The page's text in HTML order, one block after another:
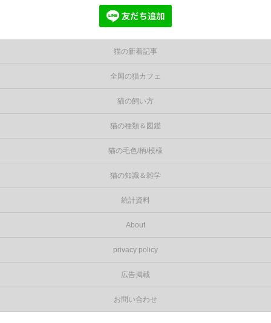
猫の新着記事
全国の猫カフェ
猫の飼い方
猫の種類＆図鑑
猫の毛色/柄/模様
猫の知識＆雑学
統計資料
About
privacy policy
広告掲載
お問い合わせ